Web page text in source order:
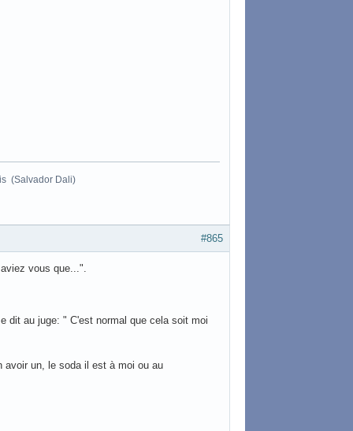
(Salvador Dali)
#865
vous que...".
dit au juge: " C'est normal que cela soit moi
avoir un, le soda il est à moi ou au